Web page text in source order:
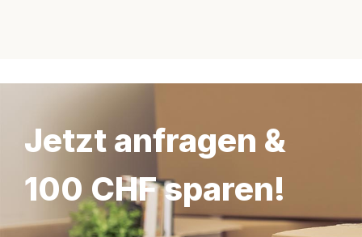
Jetzt anfragen &
100 CHF sparen!